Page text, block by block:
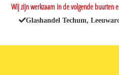
Wij zijn werkzaam in de volgende buurten
Glashandel Techum,